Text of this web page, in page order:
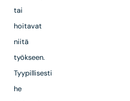
tai
hoitavat
niitä
työkseen.
Tyypillisesti
he